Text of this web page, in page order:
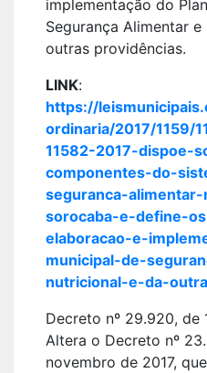
implementação do
Segurança Alimentar
outras providências.
LINK:
https://
ordinaria/2017/1159/
11582-2017-dispoe-
componentes-do-
seguranca-
sorocaba-e-define-
elaboracao-e-
municipal-de-
nutricional-e-da-
Decreto nº 29.920, de
Altera o Decreto nº
novembro de 2017,